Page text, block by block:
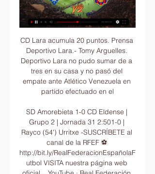
CD Lara acumula 20 puntos. Prensa Deportivo Lara.- Tomy Arguelles. Deportivo Lara no pudo sumar de a tres en su casa y no pasó del empate ante Atlético Venezuela en partido efectuado en el

SD Amorebieta 1-0 CD Eldense | Grupo 2 | Jornada 31 2:501-0 | Rayco (54') Urritxe -SUSCRÍBETE al canal de la RFEF ⚽ http://bit.ly/RealFederacionEspañolaFutbol VISITA nuestra página web oficial ...YouTube · Real Federación Española Fútbol · 8 abr 2023

Barcelona vs Real Madrid en vivo, transmision del derby español en directo REAL MADRID BARCELONA EN VIVO Derby español - Liga BBVA 2010-2011 16 de Abril 2011. El Real Madrid recibe al Barcelona en el partido que corresponde a la fecha 32 de la liga española.

Quillacollo tiene antecedentes claros que lo hacen aparecer como “cuna del baloncesto”. Una muestra de ello es que, el fin de semana, los clubes Henry y Rubair salieron airosos en sus respectivas series y clasificaron como primeros a la liguilla de ascenso, una suerte de cuadrangular que acercará a los dos mejores a la “pelea final.

Corrientes Misiones La Pampa Chaco Córdoba Tierra del Fuego Tucumán La Rioja Formosa Santiago del Estero Santa Fe Salta Santa Cruz Mendoza Neuquen Chubut Río Negro San Luis San Juan Jujuy Catamarca Período 1960-1970 Período 1971-1987 Período 1988-1997 Período 1998-2006 Áreas libres Áreas con transmisión de rabia canina INTERVENCIÓN

SD Amorebieta: partido en streaming y en TV | Horarios Esta guía muestra dónde ver SD Amorebieta en directo, incluyendo streamings en vivo CD Eldense SD Amorebieta vs. CD Eldense · Movistar Plus Ver pronto.

Después de la destitución de Miguel Ángel Russo, Víctor Bernay dirigirá este lunes la movilización de Cerro Porteño en la Ollita. El argentino, actual coordinador de las Formativas, condujo a varios jugadores de primera cuando el Ciclón viajó a Brasil para disputar partidos amistosos.

El presidente ruso, Vladímir Putin, y la entonces presidenta argentina, Cristina Fernández de Kirchner, dieron inicio a la emisión de RT en Argentina en octubre del 2014. La cadena Radio y Televisión Argentina Sociedad del Estado (RTA SE), que administra los medios de comunicación estatales del país, ha tomado la decisión de suspender la.

SD Amorebieta vs Eldense: estadísticas previas y datos en hace 6 horas — Sigue el partido de hoy en directo entre SD Amorebieta vs Eldense de LaLiga Hypermotion 2023/2024. Con marcador, goles, jugadas y resultado.

Seguir leyendo "Colombia vs Paraguay por Canal Caracol" Hoy a las 3:30 de la tarde, los colombianos vibrarán con la pasión del fútbol con la novena fecha de las eliminatorias suramericanas para el mundial. Con la transmisión en directo y sin interrupciones el Canal Caracol emitirá el partido Colombia Vs Paraguay.

CD Eldense - SD Amorebieta (Resumen) Online en Directo Ver CD Eldense - SD Amorebieta (Resumen) online en directo y en diferido con DAZN ES. Disponible en alta definición, en cualquier dispositivo y sin ...

Cd. de Mexico (Benito Juárez) Cd. de Mexico (Coyoacán) Cd. de Mexico (Cuajimalpa) Cd. de Mexico (Cuauhtémoc) Cd. de Mexico (Gustavo A. Madero) Cd. de Mexico (Iztacalco) Cd. de Mexico (Iztapalapa) Cd. de Mexico (Magdalena Contreras) Cd. de Mexico (Miguel Hidalgo) Cd. de Mexico (Milpa Alta) Cd. de Mexico (Tláhuac) Cd. de Mexico (Tlalpan)

SD Amorebieta – Eldense: horario y dónde ver el partido hace 8 horas — Consulta la fecha, hora y dónde ver en directo por televisión el SD Amorebieta – Eldense, partido de fútbol de la Jornada 23 de LaLiga ...

Caimanes-Olímpica debutará hoy 4:00 p.m. (Hora colombiana) contra Caballos de Coclé en el parque universitario "Beto Ávila" Con transmisión del Canal Versus de Claro TV. A segunda hora se enfrentarán Tigres vs. Brujos en el mismo escenario.

54 Departamentos en renta en La Paz desde $ 5,000 MXN / mes. Encuentra las mejores ofertas para renta departamentos reyes paz. De capufe, uaem, instituto de salubridad, cfe paloma de la paz. Renta departamento. Zona norte, col. Calzada de los reyes, en cuernavaca morelos, departamento. Exclusivo de

Su cómodo espacio es gracias a sus medidas 4.500 mm largo *1855 mm ancho *1690 mm alto, complementado con una importante distancia entre ejes de 2650 mm y un despeje desde el piso de 190 mm. En cuanto al peso, la CS55 tiene una capacidad de carga útil de 375 Kg.

Ukraine U17 Austria U17 resultado partido en directo (y ver en vivo online video streaming en directo) comienza el 20.10.2014. a las 16:00 (Hora UTC). U17 European Women's Championship Qualif. - …

Gimnasia y Esgrima La Plata y Rosario Central, dos equipos que llevan muchos años sin consagrarse campeones, buscarán cortar la sequía este jueves cuando se vean las caras en la final de la Copa Argentina, que también clasifica al campeón para la Copa Libertadores de 2019.

Viene la celebración del 79 aniversario de la Universidad de Costa Rica (UCR), institución benemérita de la educación costarricense y desde el ámbito deportivo se inicia con la VII Edición de la Carrera Atlética 2019, a realizarse el domingo 25 de agosto, un día antes del aniversario institucional, con salida y meta en las Instalaciones.

Amorebieta - Eldense, por internet y televisión 7 abr 2023 — Amorebieta contra el conjunto del Club Deportivo Eldense. Se puede ver en directo por internet en streaming y por televisión gracias a la ...

Del 7 al 18 de junio reserva tu Outlet a Europa, una nueva promoción que te trae la Agencia de Viajes Comfenalco. Outlet Santa Marta Aéreo Disfruta durante cinco días y cuatro noches de las hermosas y tranquilas playas en la bahía más linda de América y contágiate de la energía y la magia de la Sierra Nevada de Santa Marta.

Bien por la Liga Mexicana de Beisbol que le dio otro vestido a su página de internet, dicen y dicen bien que renovarse o morir y el circuito lo ha hecho y muy acertado, nos daba gusto comprobar que no hay mejor promoción que un equipo gane, en el segundo de la serie de los Olmecas de Tabasco donde por cierto lucio como en sus mejores tiempos.

El club Santiago Morning fue fundado el 16 de octubre de 1903 en Recoleta, Santiago. El equipo se originó gracias a la fusión de de las instituciones Deportes Santiago y Morning Star Sport Club.. El fútbol joven de Santiago Morning compite en los torneos juveniles organizados por la Asociación Nacional de Fútbol (ANFP) desde las categorías Sub 8 hasta la Sub 19.

Foto: Prensa San Carlos. En la recta final del primer tiempo, Saborío selló su doblete y poner así, cifras de 4-0 en el Estadio Carlos Ugalde, que era un fiesta total en sus gradas. Para la segunda mitad, Alberth Villalobos se hizo presente en el juego con un gol en 65 minutos y ampliar la cuenta con un enorme 5-0 pintado de rojiblanco.

Boris Johnson no descarta aplicar el "gobierno directo" en Irlanda del Norte ante el 'brexit' En Irlanda del Norte, los nacionalistas plantean convocar un referéndum de reunificación de la isla si se llega a un Brexit sin acuerdo. Johnson, por su parte, les amenaza con suspender la autonomía.

Mira la infografía del Real Sociedad vs Eibar - Sporticos.com - Estadísticas de fútbol en forma de infografías. Más de 60 ligas disponibles alrededor del mundo.

Eldens | Useful Irish Resources Group | MoChuidGaeilge hace 4 horas — Amorebieta Eldense en directo Directo SD Amorebieta - Eldense: LaLiga Hypermotion 20 enero 2024 hace 7 días — Sigue el resultado del ...

Estadísticas y resultados de Amorebieta vs Eldense Gran Madrid Casino Online · William Hill · GoldenPark · Leovegas · Olybet · Paf · Apps Amorebieta Eldense en directo. Sigue el próximo partido entre tus dos ...

El próximo juego del FC Barcelona es el día 26 de Octubre de 2019 contra Real Madrid. En Castries, Santa Lucía la hora de transmisión es 07:00.

Promociones. Promoción: Si te inscribís antes del 28-02-19 te bonificamos el 10 % en la inscripción y todas las cuotas! Es decir que el costo queda asi:

"Desde hace una temporada -decía Josefina Plá en otros meticuloso análisis, en 1993- estas (mujeres) han iniciado su aparición individual en libro; y entonces esa capacidad de asombro y aprecio público ha subido en forma perfectamente explicable, ya que la calidad de esas colecciones narrativas no es, hasta ahora, nada vulgar.

El Mann Filter visita mañana la pista del Gipuzkoa UPV, un rival directo en la lucha por alejarse de la zona peligrosa de la clasificación, con el objetivo de lograr la victoria. El equipo zaragozano sabe que este partido es importante para el devenir de la clasificación y que un triunfo le

Para ver partido entre Chile vs Ghana en vivo pueden acceder a los diferentes canales de transmisión de su país y vivir la emoción de cada partido . Ademas podra seguir todos los encuentros Amistoso Internacional, en vivo y en directo en internet.

【AO VIVO】 ᴴᴰ | Sol de América vs Mineros de Guayana Fútbol en vivo en vivo y online - Copa Sul-Americana 2019 | Mineros de Guayana Ver el partido de en vivo gratis en Internet - Sol de América Calcio En Vivo en vivo | 02-05-2019 Read.

En diciembre, recibirá el domingo 1 a Platense, el viernes 6 a Bahia Basket y el miércoles 11 a Comunicaciones. Y cerrará el año calendario el miercoles 18 en Obras y el viernes 20 en Comodoro Rivadavia, ante Gimnasia.

Directo SD Amorebieta CD Eldense hoy CD Eldense | Group hace 11 horas — Canadá vs. Cuba 19:30 | Martinica vs. México 24/06/. en vivo y la lista de canales de televisión para ver partidos online y mediante TV ...

Horarios de Liga Superior, Baloncesto El Salvador. Todos los horarios de partidos, encuentros y eventos de Liga Superior, Baloncesto El Salvador

SD Amorebieta (@SDAmorebieta) / Sociedad Deportiva Amorebietaren Twitter Ofiziala. Twitter Oficial de la Sociedad Deportiva Amorebieta. #aupaAZULES.

agosto 28, 2019 agosto 28, 2019 DiegoCARP Deja un comentario en Copa Libertadores: Los once de River para enfrentar a Cerro Porteño A las 20 horas de ayer (hora local) River Plate formalizo su llegada al aeropuerto internacional Silvio Pettirossi de Asunción del Paraguay, donde cent